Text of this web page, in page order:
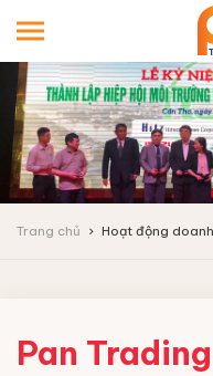
Trang chủ Hoạt động
Pan